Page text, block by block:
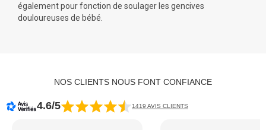
également pour fonction de soulager les gencives
douloureuses de bébé.
NOS CLIENTS NOUS FONT CONFIANCE
4.6/5 1419 AVIS CLIENTS